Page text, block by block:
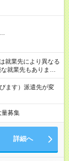
…
就業先により異なる
くるべく、 働き方
ます）派遣先が変
量募集
詳細へ